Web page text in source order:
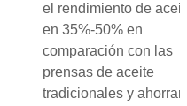
el rendimiento de aceite
en 35%-50% en
comparación con las
prensas de aceite
tradicionales y ahorrar